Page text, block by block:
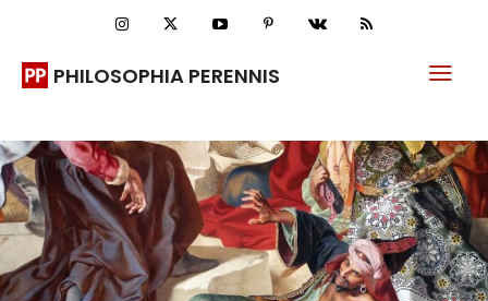
PHILOSOPHIA PERENNIS